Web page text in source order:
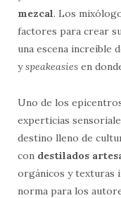
mezcal. Los
factores para crear
una escena increíble
yspeakeasies en
Uno de los
experticias
destino lleno de
con destilados
orgánicos y texturas
norma para los